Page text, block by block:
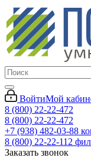
ВойтиМой
8 (800) 22-22-472
8 (800) 22-22-472
+7 (938) 482-03-88
8 (800) 22-22-112
Заказать звонок